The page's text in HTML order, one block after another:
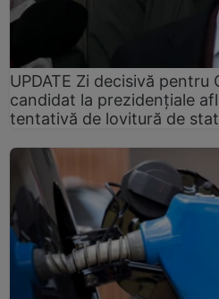
UPDATE Zi decisivă pentru
candidat la prezidențiale
tentativă de lovitură de stat